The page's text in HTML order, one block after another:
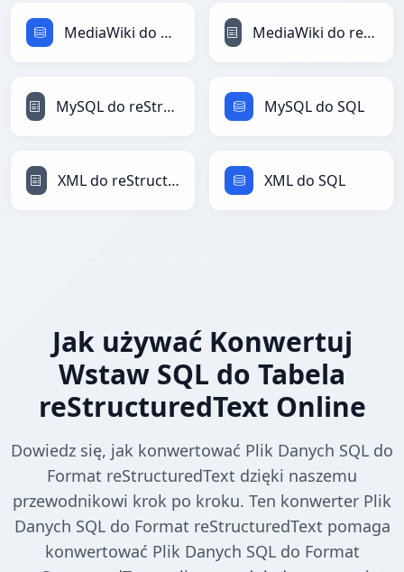
MediaWiki do SQL MediaWiki do reStructuredText
MySQL do reStructuredText MySQL do SQL
XML do reStructuredText XML do SQL
Jak używać Konwertuj
Wstaw SQL do Tabela
reStructuredText Online
Dowiedz się, jak konwertować Plik Danych SQL do
Format reStructuredText dzięki naszemu
przewodnikowi krok po kroku. Ten konwerter Plik
Danych SQL do Format reStructuredText pomaga
konwertować Plik Danych SQL do Format